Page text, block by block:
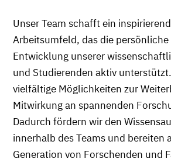
Unser Team schafft ein
Arbeitsumfeld, das die
Entwicklung unserer
und Studierenden aktiv
vielfältige Möglichkeiten zur
Mitwirkung an spannenden
Dadurch fördern wir den
innerhalb des Teams und bereiten
Generation von Forschenden und